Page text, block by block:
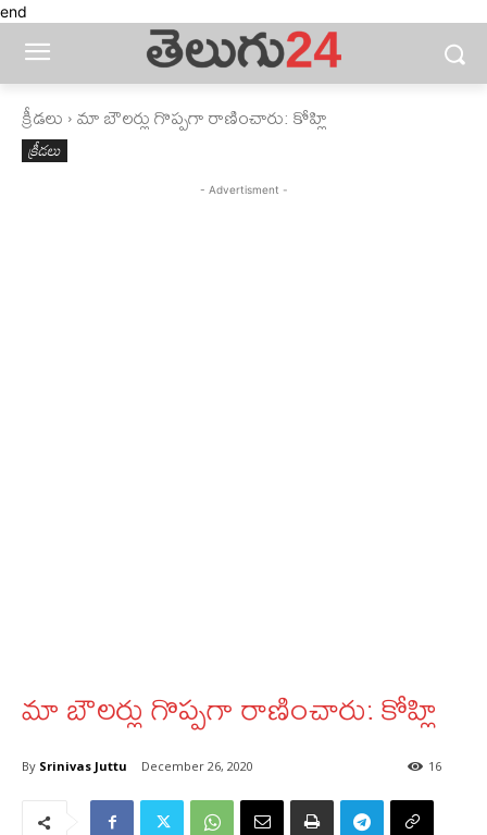
end
క్రీడలు మా బౌలర్లు గొప్పగా రాణించారు: కోహ్లి
క్రీడలు
- Advertisment -
మా బౌలర్లు గొప్పగా రాణించారు: కోహ్లి
By Srinivas Juttu December 26, 2020 16